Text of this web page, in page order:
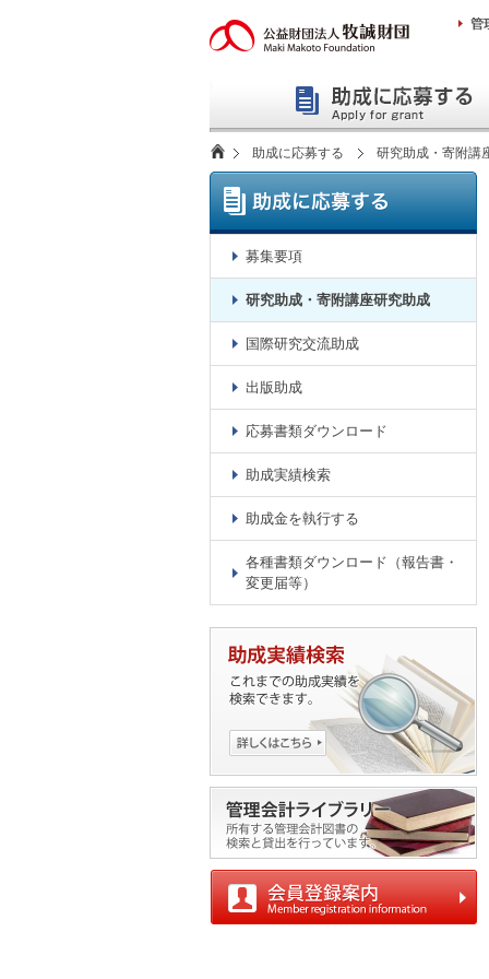
助成に応募する 研究助成・寄附講
募集要項
研究助成・寄附講座研究助成
国際研究交流助成
出版助成
応募書類ダウンロード
助成実績検索
助成金を執行する
各種書類ダウンロード（報告書・
変更届等）